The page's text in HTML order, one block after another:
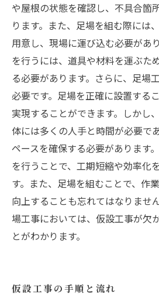
や屋根の状態を確認し、不具合箇
ります。また、足場を組む際には
用意し、現場に運び込む必要があ
を行うには、道具や材料を運ぶた
る必要があります。さらに、足場
必要です。足場を正確に設置する
実現することができます。しかし
体には多くの人手と時間が必要で
ペースを確保する必要があります
を行うことで、工期短縮や効率化
す。また、足場を組むことで、作
向上することも忘れてはなりませ
場工事においては、仮設工事が欠
とがわかります。
仮設工事の手順と流れ